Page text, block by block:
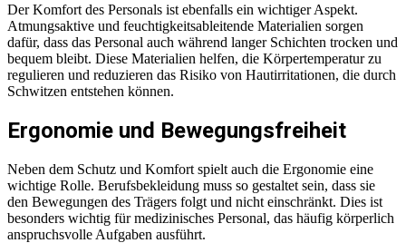
Der Komfort des Personals ist ebenfalls ein wichtiger Aspekt.
Atmungsaktive und feuchtigkeitsableitende Materialien sorgen
dafür, dass das Personal auch während langer Schichten trocken und
bequem bleibt. Diese Materialien helfen, die Körpertemperatur zu
regulieren und reduzieren das Risiko von Hautirritationen, die durch
Schwitzen entstehen können.
Ergonomie und Bewegungsfreiheit
Neben dem Schutz und Komfort spielt auch die Ergonomie eine
wichtige Rolle. Berufsbekleidung muss so gestaltet sein, dass sie
den Bewegungen des Trägers folgt und nicht einschränkt. Dies ist
besonders wichtig für medizinisches Personal, das häufig körperlich
anspruchsvolle Aufgaben ausführt.